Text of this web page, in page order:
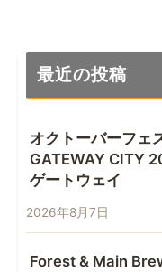
最近の投稿
オクトーバーフェ
GATEWAY CITY
ゲートウェイ
2026年8月7日
Forest & Main